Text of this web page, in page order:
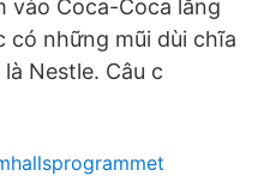
vào Coca-Coca lắng
có những mũi dùi chĩa
Nestle. Câu c